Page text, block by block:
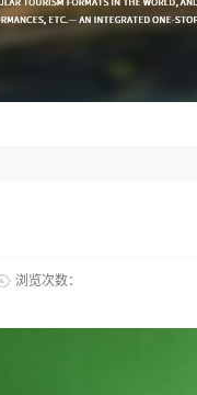
浏览次数：